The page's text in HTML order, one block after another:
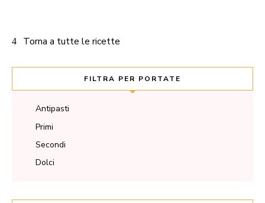
Torna a tutte le ricette
FILTRA PER PORTATE
Antipasti
Primi
Secondi
Dolci